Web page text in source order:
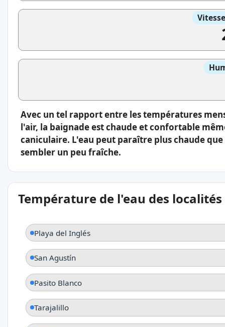
Avec un tel rapport entre les températures
l'air, la baignade est chaude et confortable
caniculaire. L'eau peut paraître plus chaude
sembler un peu fraîche.
Température de l'eau des
Playa del Inglés
San Agustín
Pasito Blanco
Tarajalillo